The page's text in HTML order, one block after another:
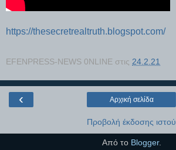
https://thesecretrealtruth.blogspot.com/
EFENPRESS-NEWS 0NLINE στις 24.2.21
‹ Αρχική σελίδα
Προβολή έκδοσης ιστού
Από το Blogger.